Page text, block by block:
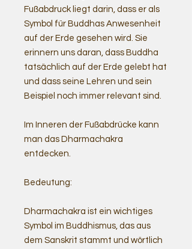
Fußabdruck liegt darin, dass er als
Symbol für Buddhas Anwesenheit
auf der Erde gesehen wird. Sie
erinnern uns daran, dass Buddha
tatsächlich auf der Erde gelebt hat
und dass seine Lehren und sein
Beispiel noch immer relevant sind.
Im Inneren der Fußabdrücke kann
man das Dharmachakra
entdecken.
Bedeutung:
Dharmachakra ist ein wichtiges
Symbol im Buddhismus, das aus
dem Sanskrit stammt und wörtlich